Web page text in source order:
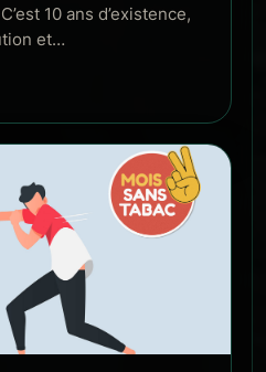
10 ans d’existence,
et…